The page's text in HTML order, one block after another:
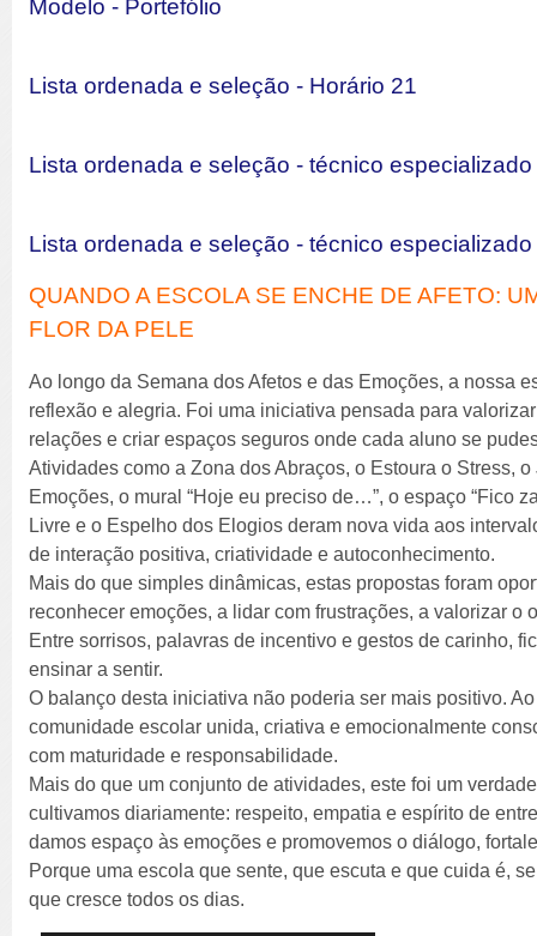
Modelo - Portefólio
Lista ordenada e seleção - Horário 21
Lista ordenada e seleção - técnico
Lista ordenada e seleção - técnico
QUANDO A ESCOLA SE ENCHE DE AFETO:
FLOR DA PELE
Ao longo da Semana dos Afetos e das Emoções, a nossa
reflexão e alegria. Foi uma iniciativa pensada para
relações e criar espaços seguros onde cada aluno se
Atividades como a Zona dos Abraços, o Estoura o Stress,
Emoções, o mural “Hoje eu preciso de…”, o espaço “Fico
Livre e o Espelho dos Elogios deram nova vida aos
de interação positiva, criatividade e autoconhecimento.
Mais do que simples dinâmicas, estas propostas foram
reconhecer emoções, a lidar com frustrações, a valorizar o
Entre sorrisos, palavras de incentivo e gestos de carinho,
ensinar a sentir.
O balanço desta iniciativa não poderia ser mais positivo.
comunidade escolar unida, criativa e emocionalmente
com maturidade e responsabilidade.
Mais do que um conjunto de atividades, este foi um
cultivamos diariamente: respeito, empatia e espírito de
damos espaço às emoções e promovemos o diálogo,
Porque uma escola que sente, que escuta e que cuida é,
que cresce todos os dias.